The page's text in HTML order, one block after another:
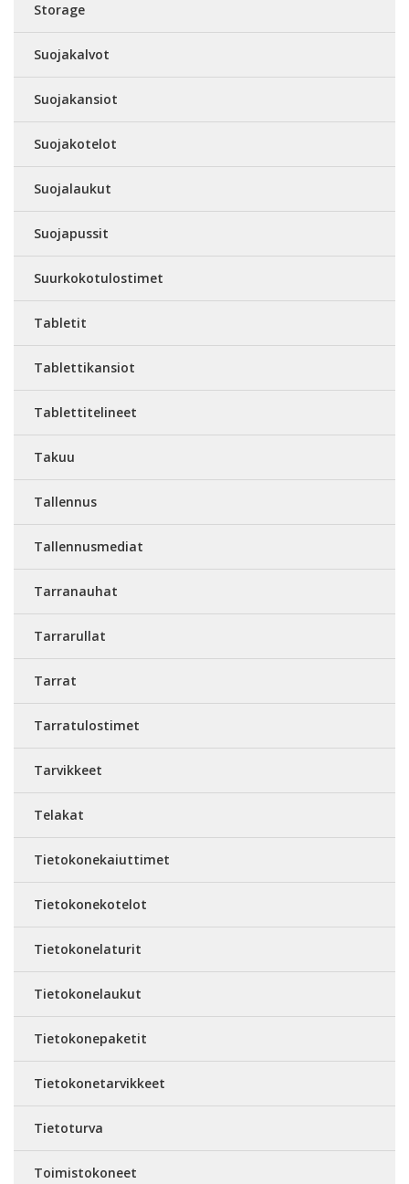
Storage
Suojakalvot
Suojakansiot
Suojakotelot
Suojalaukut
Suojapussit
Suurkokotulostimet
Tabletit
Tablettikansiot
Tablettitelineet
Takuu
Tallennus
Tallennusmediat
Tarranauhat
Tarrarullat
Tarrat
Tarratulostimet
Tarvikkeet
Telakat
Tietokonekaiuttimet
Tietokonekotelot
Tietokonelaturit
Tietokonelaukut
Tietokonepaketit
Tietokonetarvikkeet
Tietoturva
Toimistokoneet